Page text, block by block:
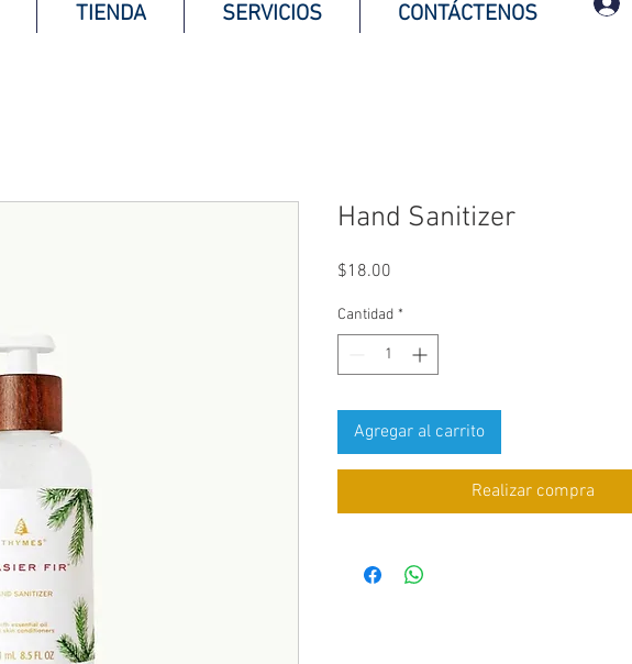
TIENDA SERVICIOS CONTÁCTENOS
Hand Sanitizer
$18.00
Cantidad *
Agregar al carrito
Realizar compra